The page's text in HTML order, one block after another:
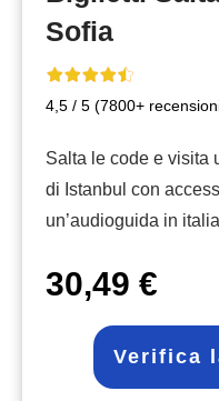
Sofia
4,5 / 5 (7800+
Salta le code e visita
di Istanbul con
un’audioguida in
30,49 €
Verifica